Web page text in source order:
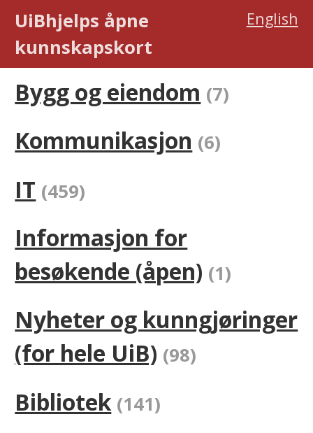
English
UiBhjelps åpne
kunnskaps­kort
Bygg og eiendom (7)
Kommunikasjon (6)
IT (459)
Informasjon for
besøkende (åpen) (1)
Nyheter og kunngjøringer
(for hele UiB) (98)
Bibliotek (141)